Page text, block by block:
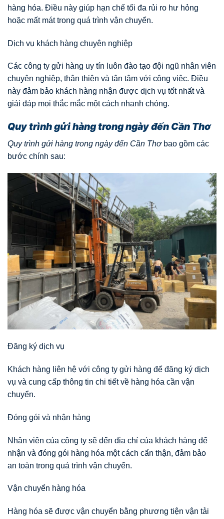
hàng hóa. Điều này giúp hạn chế tối đa rủi ro hư hỏng
hoặc mất mát trong quá trình vận chuyển.
Dịch vụ khách hàng chuyên nghiệp
Các công ty gửi hàng uy tín luôn đào tạo đội ngũ nhân viên
chuyên nghiệp, thân thiện và tận tâm với công việc. Điều
này đảm bảo khách hàng nhận được dịch vụ tốt nhất và
giải đáp mọi thắc mắc một cách nhanh chóng.
Quy trình gửi hàng trong ngày đến Cần Thơ
Quy trình gửi hàng trong ngày đến Cần Thơbao gồm các
bước chính sau:
Đăng ký dịch vụ
Khách hàng liên hệ với công ty gửi hàng để đăng ký dịch
vụ và cung cấp thông tin chi tiết về hàng hóa cần vận
chuyển.
Đóng gói và nhận hàng
Nhân viên của công ty sẽ đến địa chỉ của khách hàng để
nhận và đóng gói hàng hóa một cách cẩn thận, đảm bảo
an toàn trong quá trình vận chuyển.
Vận chuyển hàng hóa
Hàng hóa sẽ được vận chuyển bằng phương tiện vận tải